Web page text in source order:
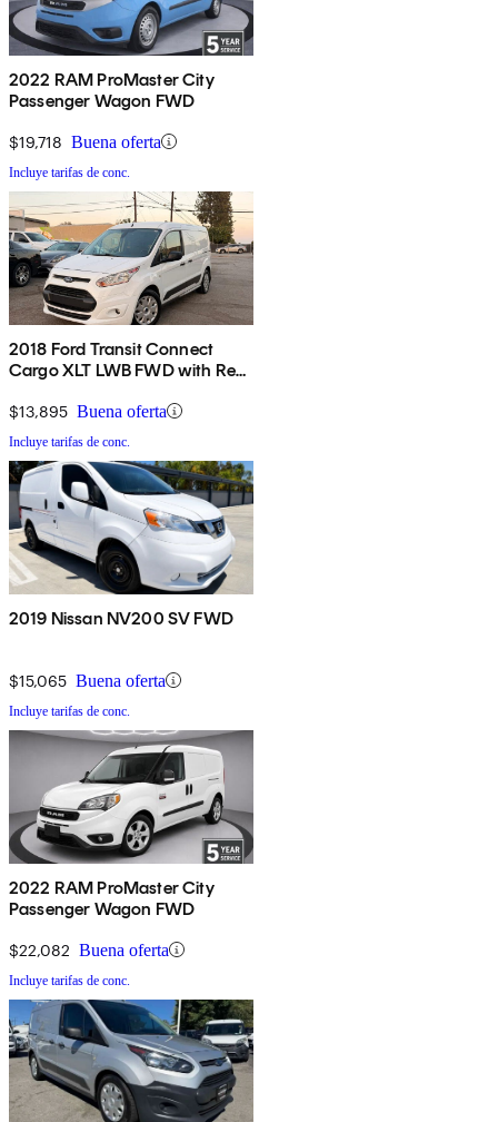
2022 RAM ProMaster City
Passenger Wagon FWD
$19,718 Buena oferta
Incluye tarifas de conc.
2018 Ford Transit Connect
Cargo XLT LWB FWD with Rear
$13,895 Buena oferta
Incluye tarifas de conc.
2019 Nissan NV200 SV FWD
$15,065 Buena oferta
Incluye tarifas de conc.
2022 RAM ProMaster City
Passenger Wagon FWD
$22,082 Buena oferta
Incluye tarifas de conc.